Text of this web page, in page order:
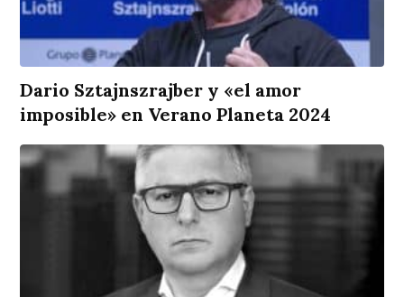
Dario Sztajnszrajber y «el amor
imposible» en Verano Planeta 2024